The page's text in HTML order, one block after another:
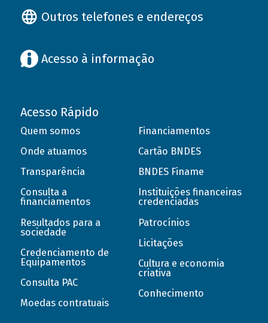
Outros telefones e endereços
Acesso à informação
Acesso Rápido
Quem somos
Onde atuamos
Transparência
Consulta a
financiamentos
Resultados para a
sociedade
Credenciamento de
Equipamentos
Consulta PAC
Moedas contratuais
Financiamentos
Cartão BNDES
BNDES Finame
Instituições financeiras
credenciadas
Patrocínios
Licitações
Cultura e economia
criativa
Conhecimento